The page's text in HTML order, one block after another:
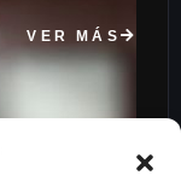
VER MÁS